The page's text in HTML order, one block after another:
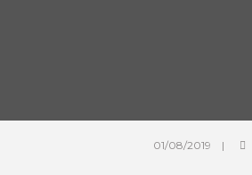
01/08/2019